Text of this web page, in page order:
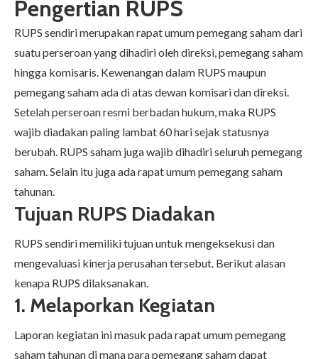
Pengertian RUPS
RUPS sendiri merupakan rapat umum pemegang saham dari
suatu perseroan yang dihadiri oleh direksi, pemegang saham
hingga komisaris. Kewenangan dalam RUPS maupun
pemegang saham ada di atas dewan komisari dan direksi.
Setelah perseroan resmi berbadan hukum, maka RUPS
wajib diadakan paling lambat 60 hari sejak statusnya
berubah. RUPS saham juga wajib dihadiri seluruh pemegang
saham. Selain itu juga ada rapat umum pemegang saham
tahunan.
Tujuan RUPS Diadakan
RUPS sendiri memiliki tujuan untuk mengeksekusi dan
mengevaluasi kinerja perusahan tersebut. Berikut alasan
kenapa RUPS dilaksanakan.
1. Melaporkan Kegiatan
Laporan kegiatan ini masuk pada rapat umum pemegang
saham tahunan di mana para pemegang saham dapat